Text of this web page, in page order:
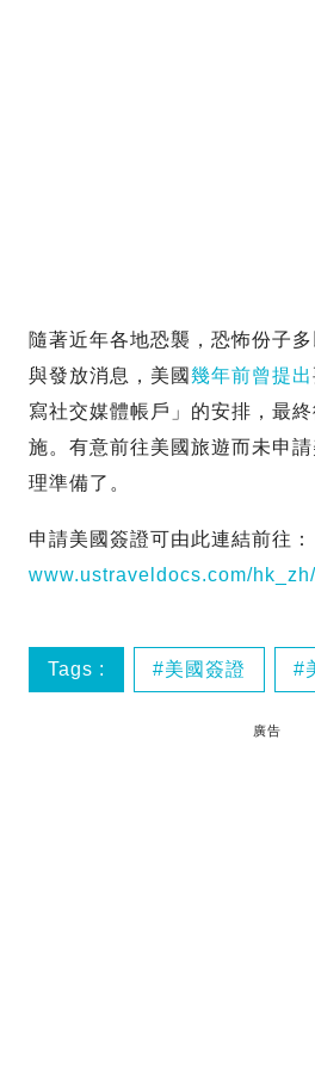
隨著近年各地恐襲，恐怖份子
與發放消息，美國 幾年前曾提出
寫社交媒體帳戶」的安排，最
施。有意前往美國旅遊而未申
理準備了。
申請美國簽證可由此連結前往：
www.ustraveldocs.com/hk_zh/
Tags : 美國簽證
廣告